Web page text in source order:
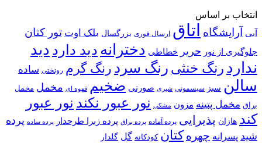
انتخاب بر اساس
آبی آرایشگاهاتاق ارسال فوری بزرگسال بلک اوت تور کتان
جلوگیری از نور حریر خطاطی دخترانهدید دارددید
نداردرنگ خنثی رنگ سردرنگ گرم روتختی ساده
سالن سبز سیسمونی شیری صورتی ضخیم قهوه ای مخمل مخمل
براق مخمل پتینه مزون مشکی نور عبور نکندنور عبور
کند هازان پذیرایی پرده آماده پرده براق پرده زبرا طرحدار پرده ساده پرده
شید پسرانه چهرهکتان کودکانه گل گلدار